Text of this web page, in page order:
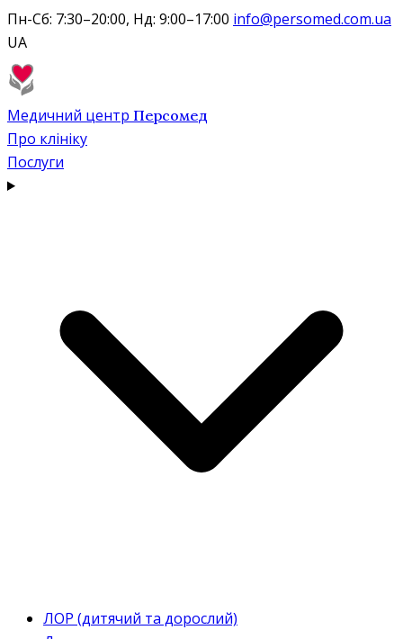
Пн-Сб: 7:30–20:00, Нд: 9:00–17:00 info@persomed.com.ua
UA
Медичний центр Персомед
Про клініку
Послуги
ЛОР (дитячий та дорослий)